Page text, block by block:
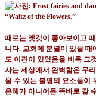
때로는 옛것이 좋아보이고
니다. 교회에 분열이 있을
도 이견이 있었음을 비록 그
사는 세상에서 완벽함은 무
올 수 있는 불평의 요소들이
은혜가 아니어든 똑바로 갈